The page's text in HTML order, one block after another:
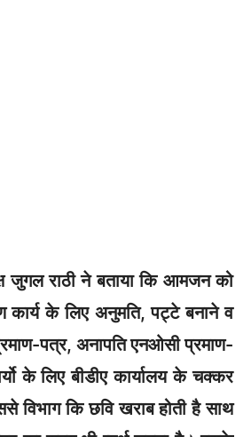
जुगल राठी ने बताया कि आमजन को
कार्य के लिए अनुमति, पट्टे बनाने व
पत्र, अनापति एनओसी प्रमाण-
के लिए बीडीए कार्यालय के चक्कर
विभाग कि छवि खराब होती है साथ